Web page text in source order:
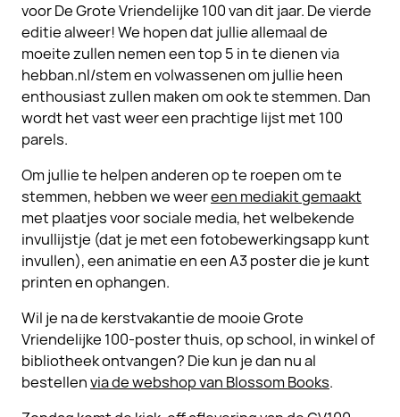
voor De Grote Vriendelijke 100 van dit jaar. De vierde
editie alweer! We hopen dat jullie allemaal de
moeite zullen nemen een top 5 in te dienen via
hebban.nl/stem en volwassenen om jullie heen
enthousiast zullen maken om ook te stemmen. Dan
wordt het vast weer een prachtige lijst met 100
parels.
Om jullie te helpen anderen op te roepen om te
stemmen, hebben we weereen mediakit gemaakt
met plaatjes voor sociale media, het welbekende
invullijstje (dat je met een fotobewerkingsapp kunt
invullen), een animatie en een A3 poster die je kunt
printen en ophangen.
Wil je na de kerstvakantie de mooie Grote
Vriendelijke 100-poster thuis, op school, in winkel of
bibliotheek ontvangen? Die kun je dan nu al
bestellenvia de webshop van Blossom Books.